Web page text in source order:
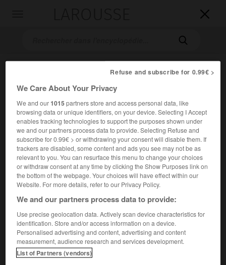


Accueil> Encyclopédie [ville]>Sélestat 67600
Sélestat(67600)
Chef-lieu d'arrondissement du Bas-Rhin, sur l'Ill, à la limite
Population :19 629 hab. (recensement de 2018)
Nom des habitants :Sélestadiens
Refuse and subscribe for 0.99€ >
We Care About Your Privacy
We and our1015partners store and access personal data, like
browsing data or unique identifiers, on your device. Selecting I Accept
enables tracking technologies to support the purposes shown under
we and our partners process data to provide. Selecting Refuse and
subscribe for 0.99€ > or withdrawing your consent will disable them. If
trackers are disabled, some content and ads you see may not be as
relevant to you. You can resurface this menu to change your choices
or withdraw consent at any time by clicking the Show Purposes link on
the bottom of the webpage. Your choices will have effect within our
Website. For more details, refer to our Privacy Policy.
We and our partners process data to provide:
Use precise geolocation data. Actively scan device characteristics for
identification. Store and/or access information on a device.
Personalised advertising and content, advertising and content
measurement, audience research and services development.
List of Partners (vendors)